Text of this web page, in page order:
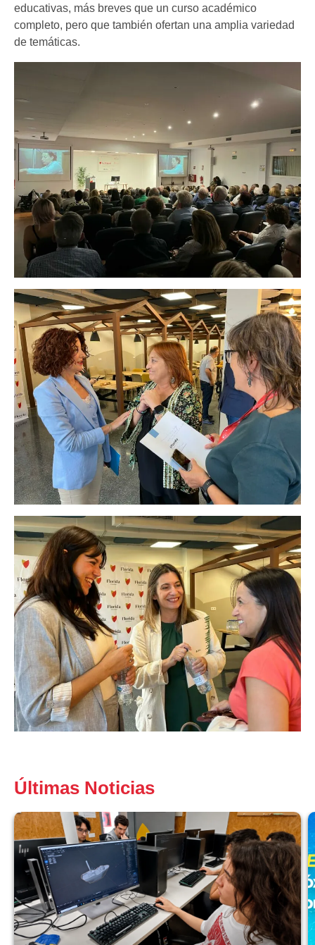
educativas, más breves que un curso académico
completo, pero que también ofertan una amplia variedad
de temáticas.
Últimas Noticias